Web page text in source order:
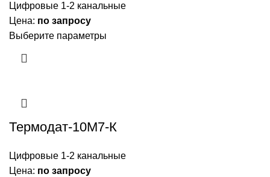
Цифровые 1-2 канальные
Цена: по запросу
Выберите параметры
Термодат-10M7-К
Цифровые 1-2 канальные
Цена: по запросу